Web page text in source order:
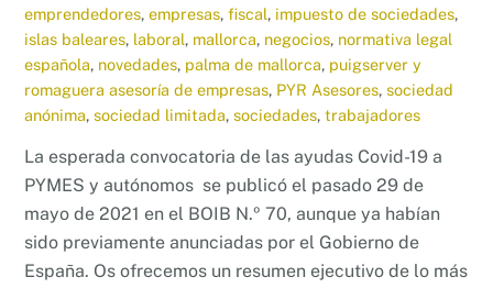
emprendedores,empresas,fiscal, impuesto de sociedades,
islas baleares, laboral, mallorca, negocios, normativa legal
española, novedades, palma de mallorca, puigserver y
romaguera asesoría de empresas, PYR Asesores,sociedad
anónima,sociedad limitada,sociedades,trabajadores
La esperada convocatoria de las ayudas Covid-19 a
PYMES y autónomos se publicó el pasado 29 de
mayo de 2021 en el BOIB N.º 70, aunque ya habían
sido previamente anunciadas por el Gobierno de
España. Os ofrecemos un resumen ejecutivo de lo más